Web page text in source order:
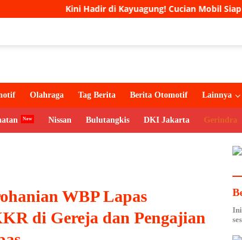
Kini Hadir di Kayuagung! Cucian Mobil Siap Berikan
Olahraga Tag Berita Berita Otomotif Lainnya
Nissan Bulutangkis DKI Jakarta Gerindra
WBP Lapas
di Gereja dan Pengajian